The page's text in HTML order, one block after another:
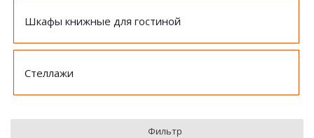
Шкафы книжные для гостиной
Стеллажи
Фильтр